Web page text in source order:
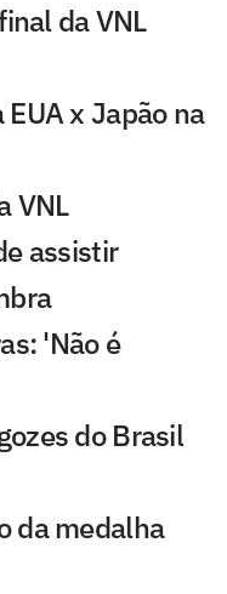
da VNL
x Japão na
VNL
assistir
'Não é
do Brasil
da medalha